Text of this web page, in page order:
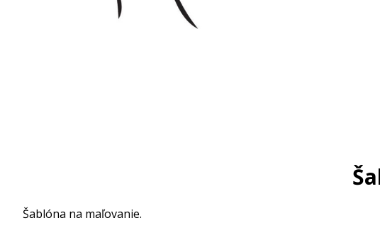
Šablóna na maľovanie.